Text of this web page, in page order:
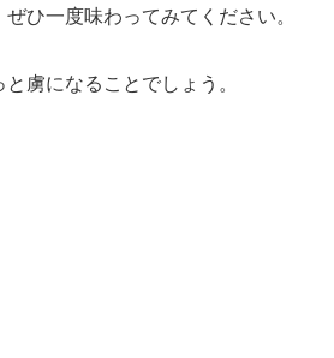
ひ一度味わってみてください。
虜になることでしょう。